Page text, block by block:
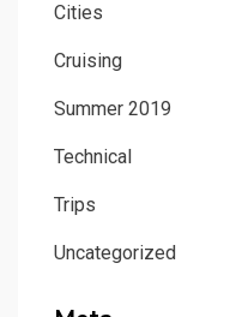
Cities
Cruising
Summer 2019
Technical
Trips
Uncategorized